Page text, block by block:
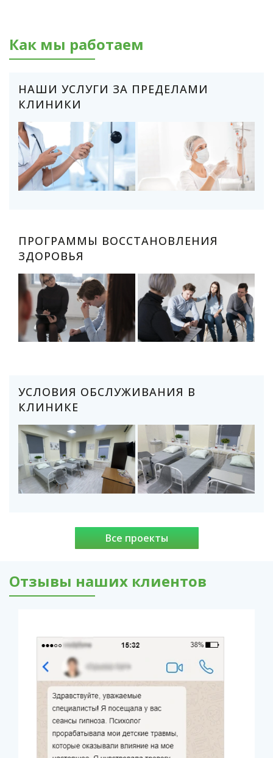
Как мы работаем
НАШИ УСЛУГИ ЗА ПРЕДЕЛАМИ
КЛИНИКИ
ПРОГРАММЫ ВОССТАНОВЛЕНИЯ
ЗДОРОВЬЯ
УСЛОВИЯ ОБСЛУЖИВАНИЯ В
КЛИНИКЕ
Все проекты
Отзывы наших клиентов